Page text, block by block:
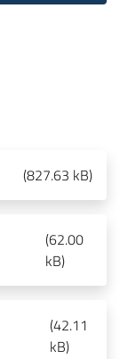
(827.63 kB)
(62.00
kB)
(42.11
kB)